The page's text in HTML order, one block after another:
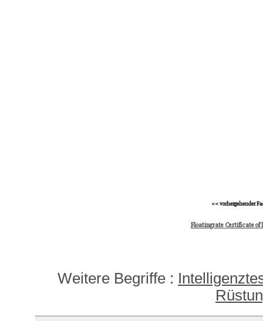
<< vorhergehender
Floatingrate Certificate of
Weitere Begriffe :